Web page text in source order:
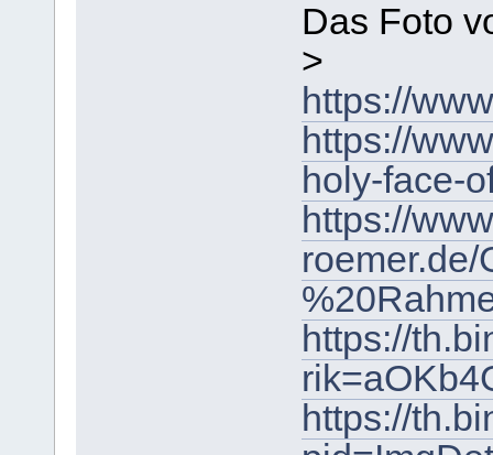
Das Foto
>
https://
https://
holy-face-
https://
https://
https://